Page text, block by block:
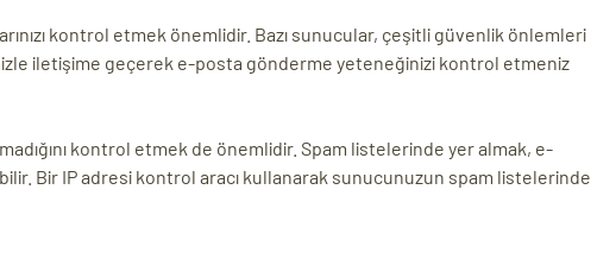
kontrol etmek önemlidir. Bazı sunucular, çeşitli güvenlik önlemleri
iletişime geçerek e-posta gönderme yeteneğinizi kontrol etmeniz
kontrol etmek de önemlidir. Spam listelerinde yer almak, e-
Bir IP adresi kontrol aracı kullanarak sunucunuzun spam listelerinde